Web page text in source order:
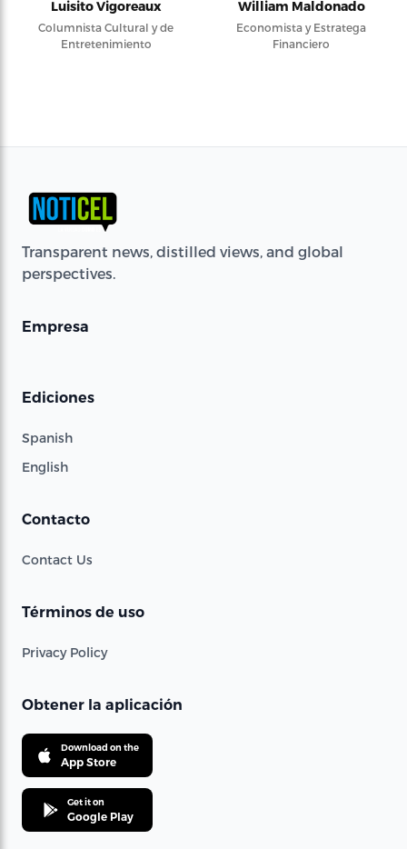
Luisito Vigoreaux
Columnista Cultural y de
Entretenimiento
William Maldonado
Economista y Estratega
Financiero
Transparent news, distilled views, and global
perspectives.
Empresa
Ediciones
Spanish
English
Contacto
Contact Us
Términos de uso
Privacy Policy
Obtener la aplicación
Download on the
App Store
Get it on
Google Play